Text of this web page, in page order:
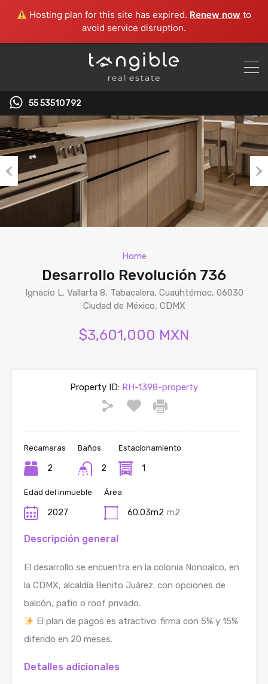
Hosting plan for this site has expired. Renew now to
avoid service disruption.
55 53510792‬
Previous
Home
Desarrollo Revolución 736
Ignacio L. Vallarta 8, Tabacalera, Cuauhtémoc, 06030
Ciudad de México, CDMX
$3,601,000 MXN
Property ID: RH-1398-property
Recamaras
2
Baños
2
Estacionamiento
1
Edad del inmueble
2027
Área
60.03m2 m2
Descripción general
El desarrollo se encuentra en la colonia Nonoalco, en
la CDMX, alcaldía Benito Juárez. con opciones de
balcón, patio o roof privado.
El plan de pagos es atractivo: firma con 5% y 15%
diferido en 20 meses.
Detalles adicionales